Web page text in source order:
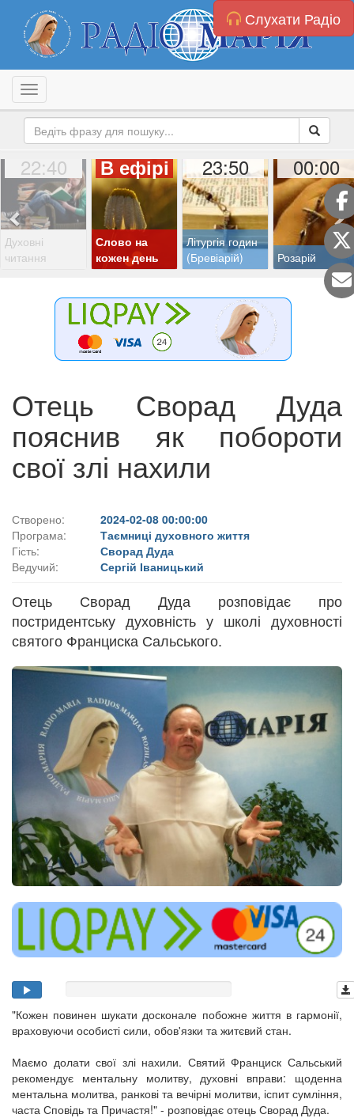
Слухати Радіо
Toggle navigation
22:40
Духовні
читання
В ефірі
Слово на
кожен день
23:50
Літургія годин
(Бревіарій)
00:00
Розарій
Отець Сворад Дуда
пояснив як побороти
свої злі нахили
Створено:
2024-02-08 00:00:00
Програма:
Таємниці духовного життя
Гість:
Сворад Дуда
Ведучий:
Сергій Іваницький
Отець Сворад Дуда розповідає про
постридентську духовність у школі духовності
святого Франциска Сальського.
"Кожен повинен шукати досконале побожне життя в гармонії,
враховуючи особисті сили, обов'язки та житєвий стан.
Маємо долати свої злі нахили. Святий Франциск Сальський
рекомендує ментальну молитву, духовні вправи: щоденна
ментальна молитва, ранкові та вечірні молитви, іспит сумління,
часта Сповідь та Причастя!" - розповідає отець Сворад Дуда.